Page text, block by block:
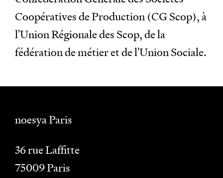
Coopératives de Production (CG Scop), à
l'Union Régionale des Scop, de la
fédération de métier et de l'Union Sociale.
noesya Paris
36 rue Laffitte
75009Paris